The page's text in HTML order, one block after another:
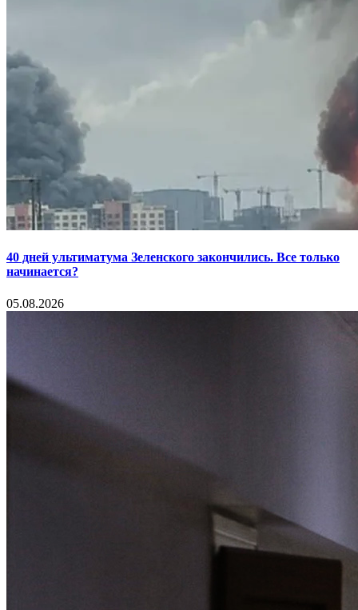
40 дней ультиматума Зеленского закончились. Все только
начинается?
05.08.2026